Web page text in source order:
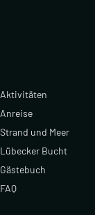
Aktivitäten
Anreise
Strand und Meer
Lübecker Bucht
Gästebuch
FAQ